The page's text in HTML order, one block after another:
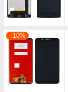
–10%